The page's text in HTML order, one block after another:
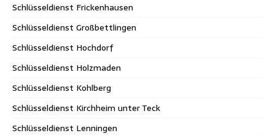
Schlüsseldienst Frickenhausen
Schlüsseldienst Großbettlingen
Schlüsseldienst Hochdorf
Schlüsseldienst Holzmaden
Schlüsseldienst Kohlberg
Schlüsseldienst Kirchheim unter Teck
Schlüsseldienst Lenningen